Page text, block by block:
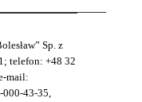
Sp. z
telefon: +48 32
mail:
000-43-35,